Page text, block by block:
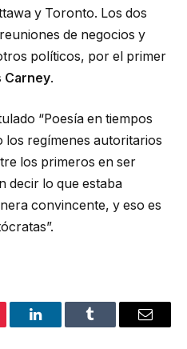
y Toronto. Los dos
de negocios y
políticos, por el primer
Carney.
“Poesía en tiempos
los regímenes autoritarios
los primeros en ser
decir lo que estaba
convincente, y eso es
LinkedInTumblr Email